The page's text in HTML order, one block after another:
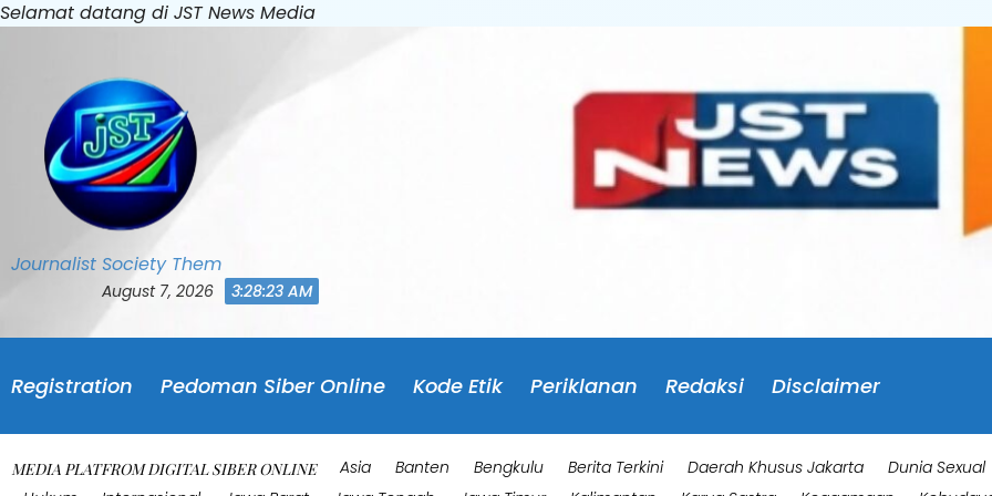
Selamat datang di JST News MediaSkip
Journalist Society Them
August 7, 2026 3:28:26 AM
Registration Pedoman Siber Online Kode Etik Periklanan Redaksi Disclaimer
MEDIA PLATFROM DIGITAL SIBER ONLINE Asia Banten Bengkulu Berita Terkini Daerah Khusus Jakarta Dunia Sexual